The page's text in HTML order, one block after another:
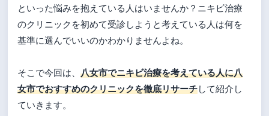
といった悩みを抱えている人はいませんか？ニキビ治療
のクリニックを初めて受診しようと考えている人は何を
基準に選んでいいのかわかりませんよね。
そこで今回は、八女市でニキビ治療を考えている人に八
女市でおすすめのクリニックを徹底リサーチして紹介し
ていきます。